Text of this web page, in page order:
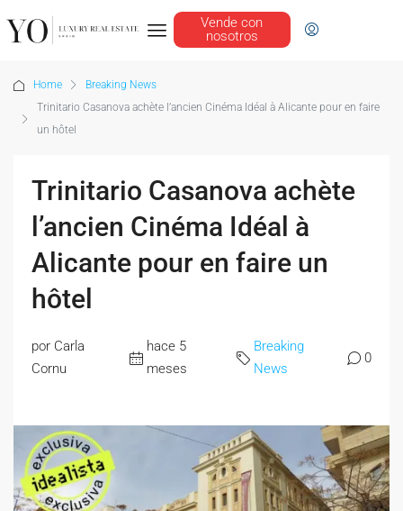
Vende con
nosotros
Home
Breaking News
Trinitario Casanova achète l’ancien Cinéma Idéal à Alicante pour en faire
un hôtel
Trinitario Casanova achète
l’ancien Cinéma Idéal à
Alicante pour en faire un
hôtel
por Carla
Cornu
hace 5
meses
Breaking
News
0